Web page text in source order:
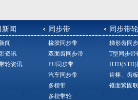
新闻
闻
资讯
轮资讯
同步带
橡胶同步带
双面齿同步带
PU同步带
汽车同步带
多楔带
多楔带轮
同步带轮
梯形齿同
T型同步带
齿棒、齿板
锥面紧固